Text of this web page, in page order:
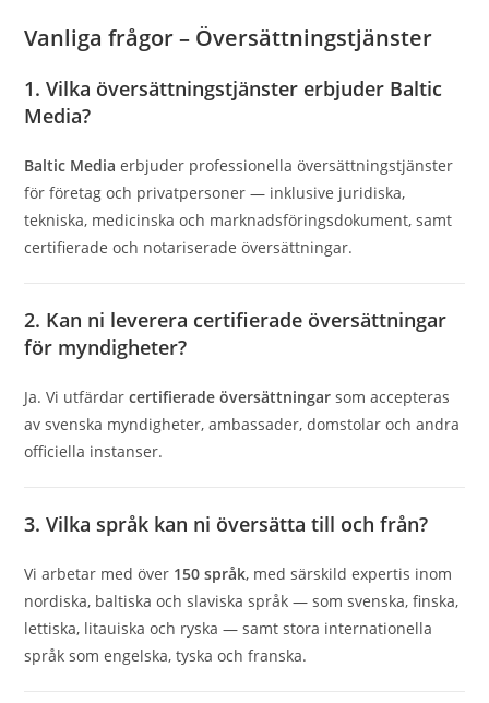
Vanliga frågor – Översättningstjänster
1. Vilka översättningstjänster erbjuder Baltic
Media?
Baltic Media erbjuder professionella översättningstjänster
för företag och privatpersoner — inklusive juridiska,
tekniska, medicinska och marknadsföringsdokument, samt
certifierade och notariserade översättningar.
2. Kan ni leverera certifierade översättningar
för myndigheter?
Ja. Vi utfärdarcertifierade översättningar som accepteras
av svenska myndigheter, ambassader, domstolar och andra
officiella instanser.
3. Vilka språk kan ni översätta till och från?
Vi arbetar med över 150 språk, med särskild expertis inom
nordiska, baltiska och slaviska språk — som svenska, finska,
lettiska, litauiska och ryska — samt stora internationella
språk som engelska, tyska och franska.